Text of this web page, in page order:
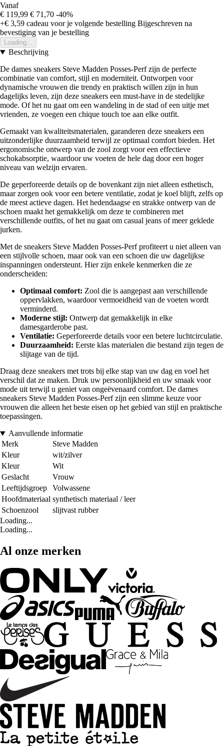
Vanaf
€ 119,99 € 71,70 -40%
+€ 3,59 cadeau voor je volgende bestelling Bijgeschreven na
bevestiging van je bestelling
Loading...
Beschrijving
De dames sneakers Steve Madden Posses-Perf zijn de perfecte
combinatie van comfort, stijl en moderniteit. Ontworpen voor
dynamische vrouwen die trendy en praktisch willen zijn in hun
dagelijks leven, zijn deze sneakers een must-have in de stedelijke
mode. Of het nu gaat om een wandeling in de stad of een uitje met
vrienden, ze voegen een chique touch toe aan elke outfit.
Gemaakt van kwaliteitsmaterialen, garanderen deze sneakers een
uitzonderlijke duurzaamheid terwijl ze optimaal comfort bieden. Het
ergonomische ontwerp van de zool zorgt voor een effectieve
schokabsorptie, waardoor uw voeten de hele dag door een hoger
niveau van welzijn ervaren.
De geperforeerde details op de bovenkant zijn niet alleen esthetisch,
maar zorgen ook voor een betere ventilatie, zodat je koel blijft, zelfs op
de meest actieve dagen. Het hedendaagse en strakke ontwerp van de
schoen maakt het gemakkelijk om deze te combineren met
verschillende outfits, of het nu gaat om casual jeans of meer geklede
jurken.
Met de sneakers Steve Madden Posses-Perf profiteert u niet alleen van
een stijlvolle schoen, maar ook van een schoen die uw dagelijkse
inspanningen ondersteunt. Hier zijn enkele kenmerken die ze
onderscheiden:
Optimaal comfort: Zool die is aangepast aan verschillende
oppervlakken, waardoor vermoeidheid van de voeten wordt
verminderd.
Moderne stijl: Ontwerp dat gemakkelijk in elke
damesgarderobe past.
Ventilatie: Geperforeerde details voor een betere luchtcirculatie.
Duurzaamheid: Eerste klas materialen die bestand zijn tegen de
slijtage van de tijd.
Draag deze sneakers met trots bij elke stap van uw dag en voel het
verschil dat ze maken. Druk uw persoonlijkheid en uw smaak voor
mode uit terwijl u geniet van ongeëvenaard comfort. De dames
sneakers Steve Madden Posses-Perf zijn een slimme keuze voor
vrouwen die alleen het beste eisen op het gebied van stijl en praktische
toepassingen.
Aanvullende informatie
Merk
Steve Madden
Kleur
wit/zilver
Kleur
Wit
Geslacht
Vrouw
Leeftijdsgroep
Volwassene
Hoofdmateriaal synthetisch materiaal / leer
Schoenzool
slijtvast rubber
Loading...
Loading...
Al onze merken